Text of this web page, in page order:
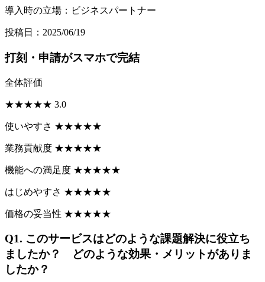
導入時の立場：ビジネスパートナー
投稿日：2025/06/19
打刻・申請がスマホで完結
全体評価
★★★★★ 3.0
使いやすさ ★★★★★
業務貢献度 ★★★★★
機能への満足度 ★★★★★
はじめやすさ ★★★★★
価格の妥当性 ★★★★★
Q1. このサービスはどのような課題解決に役立ち
ましたか？ どのような効果・メリットがありま
したか？